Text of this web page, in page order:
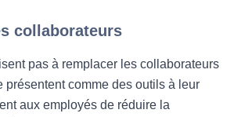
collaborateurs
pas à remplacer les collaborateurs
présentent comme des outils à leur
aux employés de réduire la